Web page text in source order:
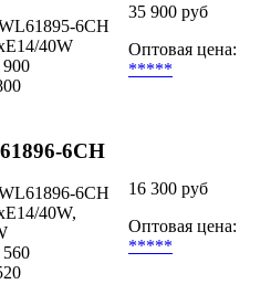
6CH
40W
35 900 руб
Оптовая цена:
*****
6CH
6CH
40W,
16 300 руб
Оптовая цена:
*****